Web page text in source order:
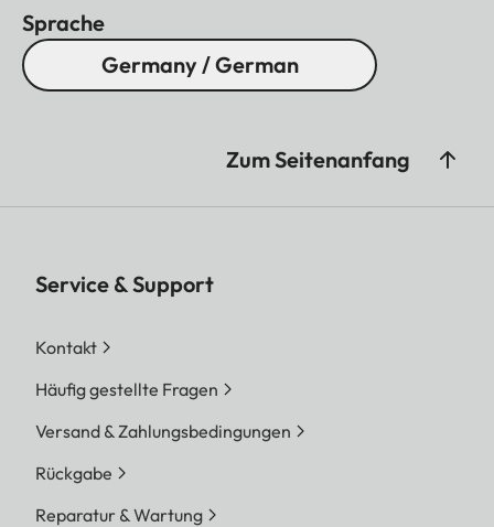
Sprache
Germany / German
Zum Seitenanfang
Service & Support
Kontakt
Häufig gestellte Fragen
Versand & Zahlungsbedingungen
Rückgabe
Reparatur & Wartung